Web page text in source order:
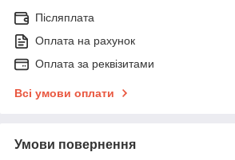
Післяплата
Оплата на рахунок
Оплата за реквізитами
Всі умови оплати
Умови повернення